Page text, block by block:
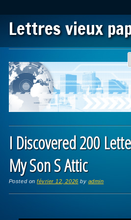
Lettres vieux
Main menu
I Discovered 200
My Son S Attic
Posted onfévrier 12, 2026 by admin